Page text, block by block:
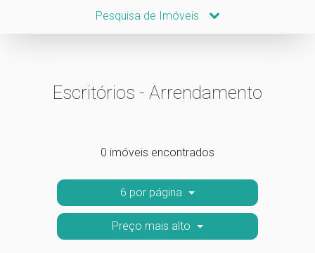
Pesquisa de Imóveis
Escritórios - Arrendamento
0 imóveis encontrados
6 por página
Preço mais alto